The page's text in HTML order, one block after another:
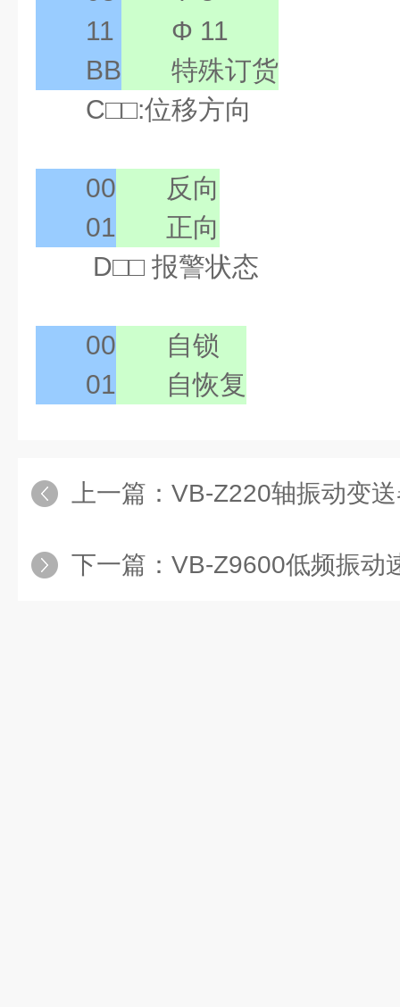
11
Φ 11
BB
特殊订货
C□□:位移方向
00
反向
01
正向
D□□ 报警状态
00
自锁
01
自恢复
上一篇： VB-Z220轴振动变
下一篇： VB-Z9600低频振动